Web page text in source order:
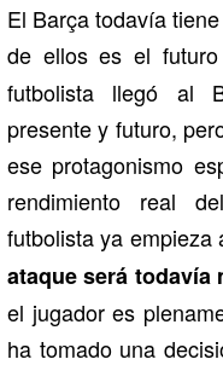
El Barça todavía
de ellos es el
futbolista llegó al
presente y futuro,
ese protagonismo
rendimiento real
futbolista ya empieza
ataque será todavía
el jugador es
ha tomado una